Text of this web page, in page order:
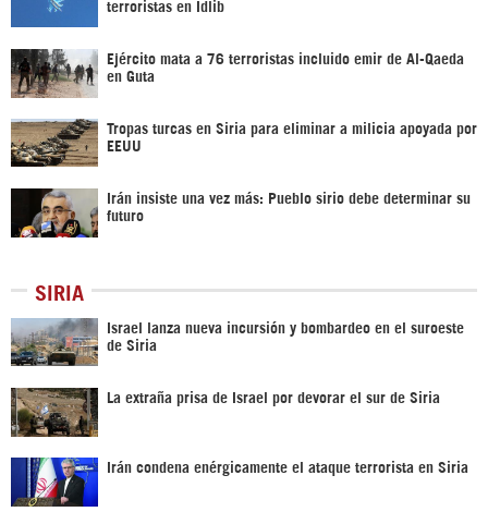
terroristas en Idlib
Ejército mata a 76 terroristas incluido emir de Al-Qaeda
en Guta
Tropas turcas en Siria para eliminar a milicia apoyada por
EEUU
Irán insiste una vez más: Pueblo sirio debe determinar su
futuro
SIRIA
Israel lanza nueva incursión y bombardeo en el suroeste
de Siria
La extraña prisa de Israel por devorar el sur de Siria
Irán condena enérgicamente el ataque terrorista en Siria